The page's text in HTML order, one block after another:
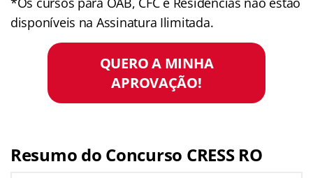
disponíveis na Assinatura Ilimitada.
QUERO A MINHA
APROVAÇÃO!
Resumo do Concurso CRESS RO